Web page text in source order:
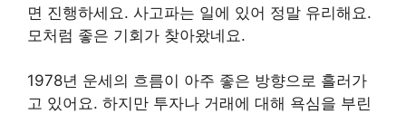
면 진행하세요. 사고파는 일에 있어 정말 유리해요.
모처럼 좋은 기회가 찾아왔네요.
1978년 운세의 흐름이 아주 좋은 방향으로 흘러가
고 있어요. 하지만 투자나 거래에 대해 욕심을 부린